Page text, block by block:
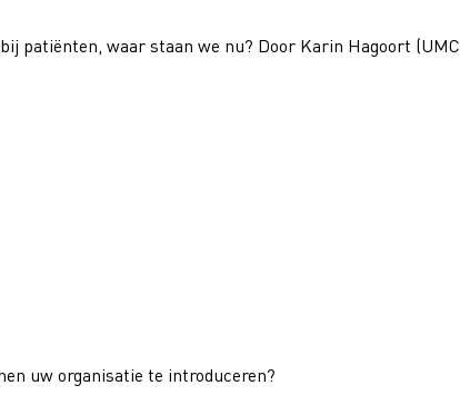
patiënten, waar staan we nu? Door Karin Hagoort (UMC
uw organisatie te introduceren?